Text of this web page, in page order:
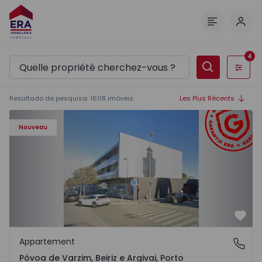
Filtres
4
Resultado de pesquisa: 16118 imóveis Les Plus Récents
Nouveau
Appartement T3 Póvoa de Varzim, Póvoa de Varzim,
Póvoa de Varzim, Beiriz e Argivai, Porto
Appartement
Póvoa de Varzim, Beiriz e Argivai, Porto